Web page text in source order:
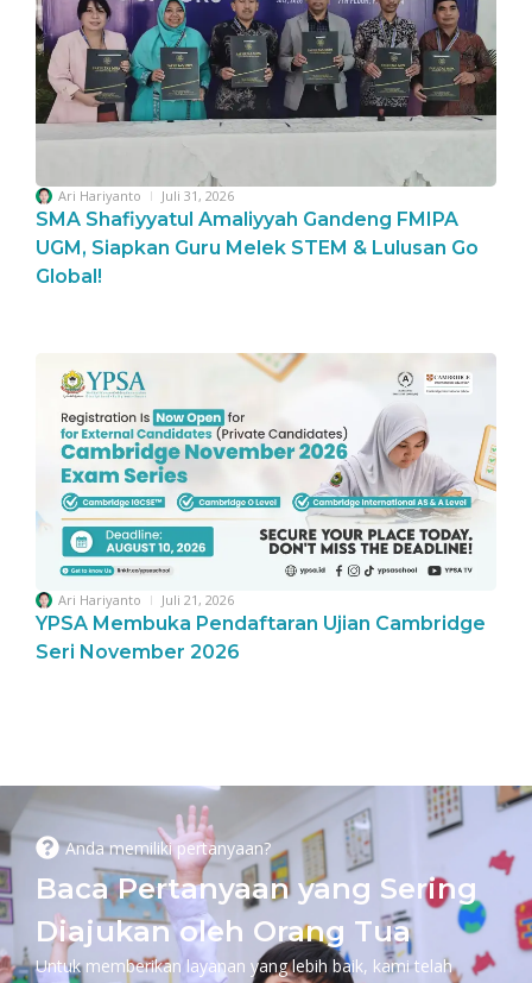
Ari Hariyanto Juli 31, 2026
SMA Shafiyyatul Amaliyyah Gandeng FMIPA
UGM, Siapkan Guru Melek STEM & Lulusan Go
Global!
Ari Hariyanto Juli 21, 2026
YPSA Membuka Pendaftaran Ujian Cambridge
Seri November 2026
Anda memiliki pertanyaan?
Baca Pertanyaan yang Sering
Diajukan oleh Orang Tua
Untuk memberikan layanan yang lebih baik, kami telah